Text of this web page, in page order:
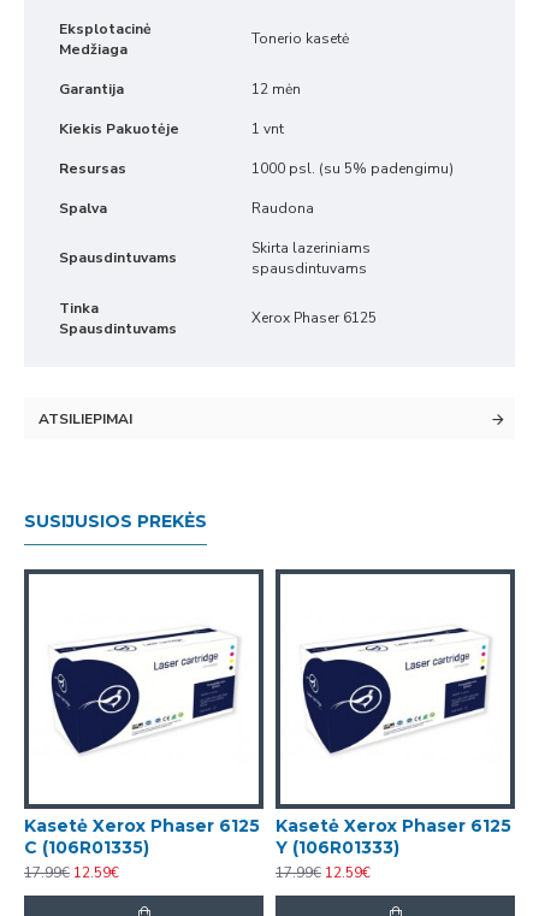
Eksplotacinė
Medžiaga
Tonerio kasetė
Garantija 12 mėn
Kiekis Pakuotėje 1 vnt
Resursas 1000 psl. (su 5% padengimu)
Spalva Raudona
Spausdintuvams
Skirta lazeriniams
spausdintuvams
Tinka
Spausdintuvams
Xerox Phaser 6125
ATSILIEPIMAI
SUSIJUSIOS PREKĖS
Kasetė Xerox Phaser 6125
C (106R01335)
17.99€ 12.59€
Kasetė Xerox Phaser 6125
Y (106R01333)
17.99€ 12.59€